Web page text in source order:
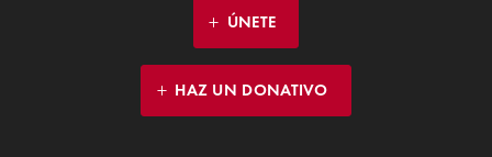
ÚNETE
HAZ UN DONATIVO